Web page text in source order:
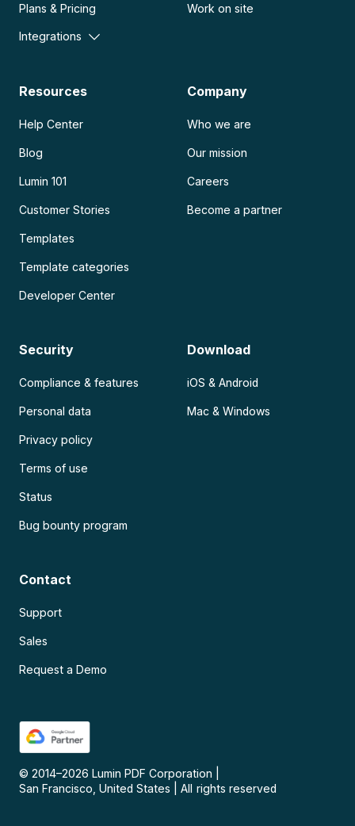
Plans & Pricing
Integrations
Work on site
Resources
Help Center
Blog
Lumin 101
Customer Stories
Templates
Template categories
Developer Center
Company
Who we are
Our mission
Careers
Become a partner
Security
Compliance & features
Personal data
Privacy policy
Terms of use
Status
Bug bounty program
Download
iOS & Android
Mac & Windows
Contact
Support
Sales
Request a Demo
© 2014–2026 Lumin PDF Corporation
San Francisco, United States
All rights reserved